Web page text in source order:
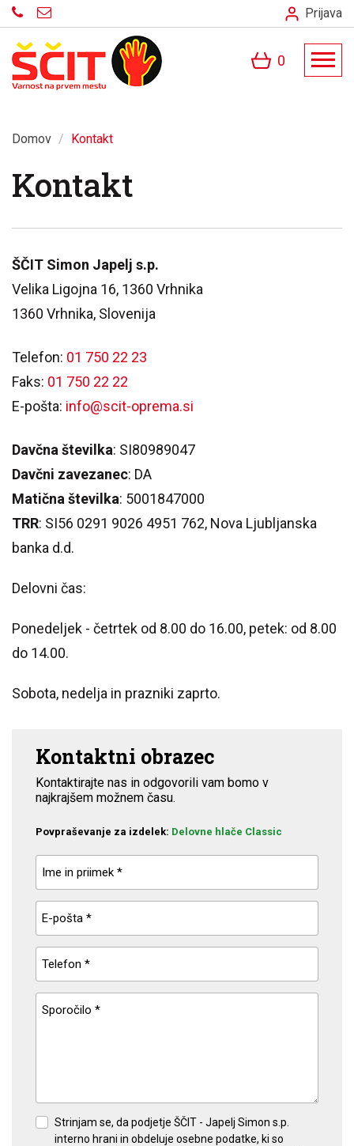
Prijava
0
Domov / Kontakt
Kontakt
ŠČIT Simon Japelj s.p.
Velika Ligojna 16, 1360 Vrhnika
1360 Vrhnika, Slovenija
Telefon: 01 750 22 23
Faks: 01 750 22 22
E-pošta: info@scit-oprema.si
Davčna številka: SI80989047
Davčni zavezanec: DA
Matična številka: 5001847000
TRR: SI56 0291 9026 4951 762, Nova Ljubljanska
banka d.d.
Delovni čas:
Ponedeljek - četrtek od 8.00 do 16.00, petek: od 8.00
do 14.00.
Sobota, nedelja in prazniki zaprto.
Kontaktni obrazec
Kontaktirajte nas in odgovorili vam bomo v
najkrajšem možnem času.
Povpraševanje za izdelek: Delovne hlače Classic
Ime in priimek *
E-pošta *
Telefon *
Sporočilo *
Strinjam se, da podjetje ŠČIT - Japelj Simon s.p.
interno hrani in obdeluje osebne podatke, ki so